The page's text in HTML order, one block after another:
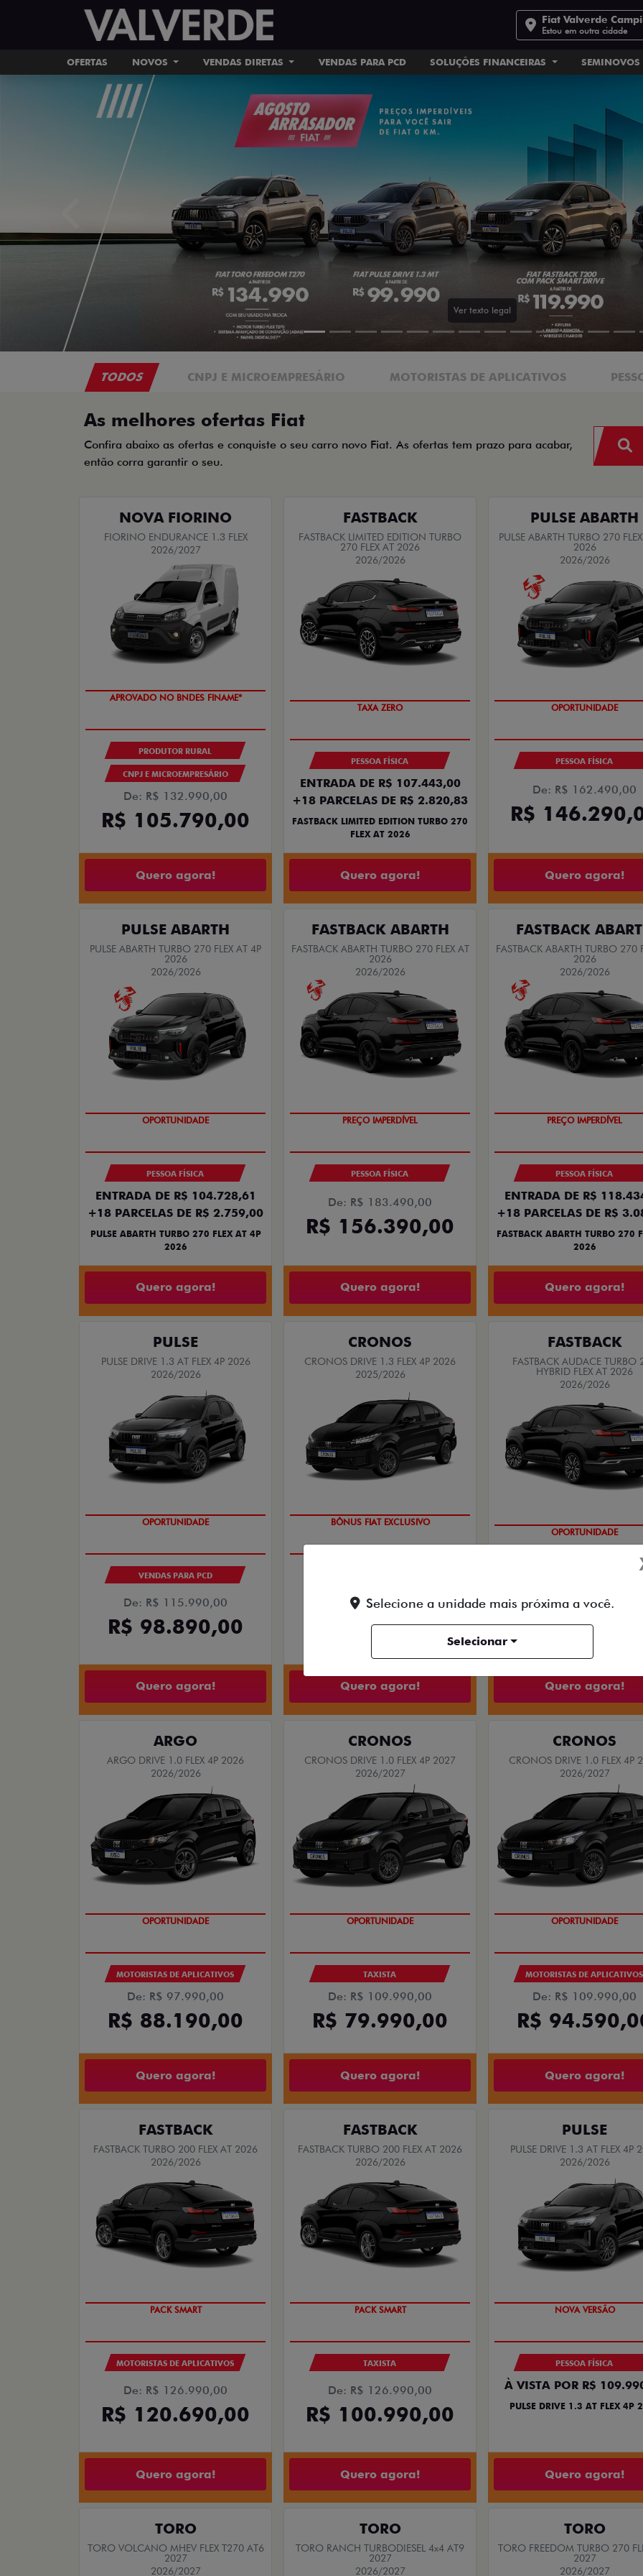
Fiat Valverde
Estou em outra cidade
OFERTAS NOVOS VENDAS DIRETAS VENDAS PARA PCD SOLUÇÕES FINANCEIRAS SEMINOVOS
templates.template-01.components.carousel.texts.control_prev
As melhores ofertas Fiat
Confira abaixo as ofertas e conquiste o seu carro novo Fiat. As ofertas tem prazo para acabar,
então corra garantir o seu.
NOVA FIORINO
FIORINO ENDURANCE 1.3 FLEX
2026/2027
APROVADO NO BNDES FINAME*
PRODUTOR RURAL
De: R$ 132.990,00
R$ 105.790,00
Quero agora!
FASTBACK
FASTBACK LIMITED EDITION TURBO
270 FLEX AT 2026
PESSOA FÍSICA
+18 PARCELAS DE R$ 2.820,83
FASTBACK LIMITED EDITION TURBO 270
FLEX AT 2026
Quero agora!
PULSE ABARTH
PULSE ABARTH TURBO 270
2026
PESSOA FÍSICA
De: R$ 162.490,00
R$
Quero agora!
PULSE ABARTH
2026/2026
TAXA ZERO
ENTRADA DE R$ 104.728,61
+18 PARCELAS DE R$ 2.759,00
PULSE ABARTH TURBO 270 FLEX AT 4P
FASTBACK ABARTH
2026/2026
SAIA DE FIAT 0KM
De: R$ 183.490,00
R$ 156.390,00
FASTBACK
2026/2026
TAXA ZERO
ENTRADA DE R$
+18 PARCELAS DE R$
FASTBACK ABARTH TURBO 270
Selecione a unidade mais próxima a você.
Selecionar